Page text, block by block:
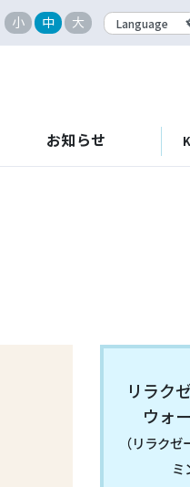
小 中 大
お知らせ
リラク
ウォ
（リラク
ミ